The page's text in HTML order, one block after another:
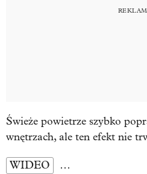
Świeże powietrze szybko
wnętrzach, ale ten efekt nie
WIDEO …